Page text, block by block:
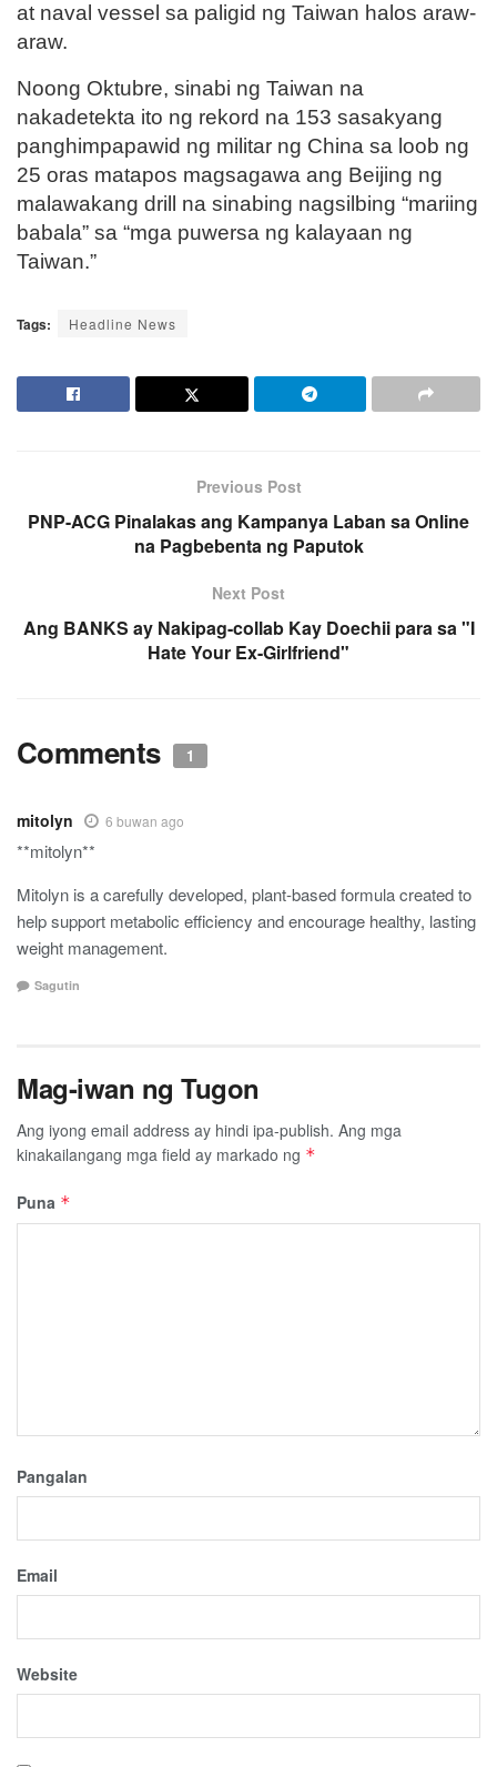
at naval vessel sa paligid ng Taiwan halos araw-
araw.
Noong Oktubre, sinabi ng Taiwan na
nakadetekta ito ng rekord na 153 sasakyang
panghimpapawid ng militar ng China sa loob ng
25 oras matapos magsagawa ang Beijing ng
malawakang drill na sinabing nagsilbing “mariing
babala” sa “mga puwersa ng kalayaan ng
Taiwan.”
Tags: Headline News
Previous Post
PNP-ACG Pinalakas ang Kampanya Laban sa Online
na Pagbebenta ng Paputok
Next Post
Ang BANKS ay Nakipag-collab Kay Doechii para sa "I
Hate Your Ex-Girlfriend"
Comments 1
mitolyn 6 buwan ago
**mitolyn**
Mitolyn is a carefully developed, plant-based formula created to
help support metabolic efficiency and encourage healthy, lasting
weight management.
Sagutin
Mag-iwan ng Tugon
Ang iyong email address ay hindi ipa-publish. Ang mga
kinakailangang mga field ay markado ng *
Puna *
Pangalan
Email
Website